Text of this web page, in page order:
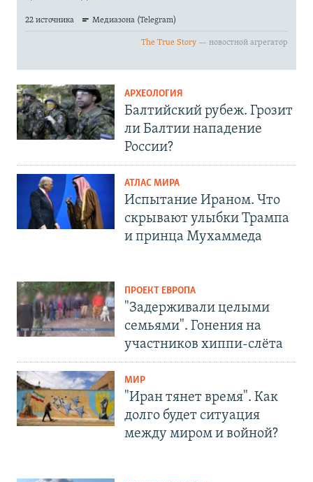
АРХЕОЛОГИЯ
Балтийский рубеж. Грозит
ли Балтии нападение
России?
АТЛАС МИРА
Испытание Ираном. Что
скрывают улыбки Трампа
и принца Мухаммеда
ПРОЕКТ ЕВРОПА
"Задерживали целыми
семьями". Гонения на
участников хиппи-слёта
МИР
"Иран тянет время". Как
долго будет ситуация
между миром и войной?